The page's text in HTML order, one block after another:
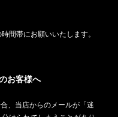
間帯にお願いいたします。
お客様へ
、当店からのメールが「迷